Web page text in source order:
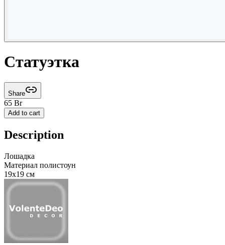
Статуэтка
Share
65 Br
Add to cart
Description
Лошадка
Материал полистоун
19х19 см